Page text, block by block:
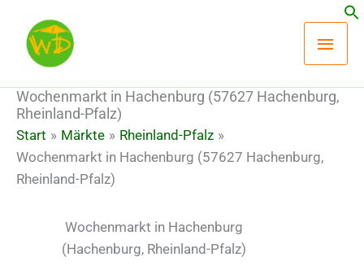
Inhalt
springen
Wochenmarkt in Hachenburg (57627 Hachenburg,
Rheinland-Pfalz)
Start Märkte
Rheinland-Pfalz
Wochenmarkt in Hachenburg (57627 Hachenburg,
Rheinland-Pfalz)
Wochenmarkt in Hachenburg
(Hachenburg, Rheinland-Pfalz)